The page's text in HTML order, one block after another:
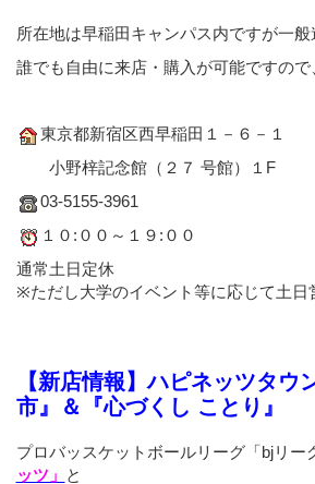
所在地は早稲田キャンパス内ですが一般
誰でも自由に来店・購入が可能ですの
東京都新宿区西早稲田１－６－１
小野梓記念館（２７ 号館）１F
03-5155-3961
１０:００～１９:００
通常土日定休
※ただし大学のイベント等に応じて土日
【新店情報】ハピネッツタウ
市』＆『心づくし ことり』
プロバッスケットボールリーグ「bjリー
ッツ」 と